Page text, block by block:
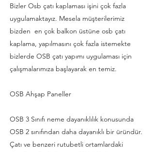
Bizler Osb çatı kaplaması işini çok fazla
uygulamaktayız. Mesela müşterilerimiz
bizden en çok balkon üstüne osb çatı
kaplama, yapılmasını çok fazla istemekte
bizlerde OSB çatı yapımı uygulaması için
çalışmalarımıza başlayarak en temiz.
OSB Ahşap Paneller
OSB 3 Sınıfı neme dayanıklılık konusunda
OSB 2 sınıfından daha dayanıklı bir üründür.
Çatı ve benzeri rutubetli ortamlardaki